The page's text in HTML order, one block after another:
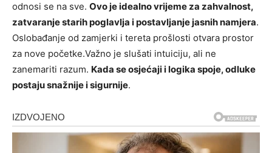
odnosi se na sve. Ovo je idealno vrijeme za zahvalnost,
zatvaranje starih poglavlja i postavljanje jasnih namjera.
Oslobađanje od zamjerki i tereta prošlosti otvara prostor
za nove početke.Važno je slušati intuiciju, ali ne
zanemariti razum. Kada se osjećaji i logika spoje, odluke
postaju snažnije i sigurnije.